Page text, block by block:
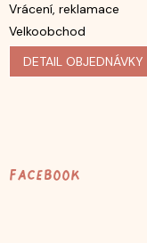
Vrácení, reklamace
Velkoobchod
DETAIL OBJEDNÁVKY
Facebook